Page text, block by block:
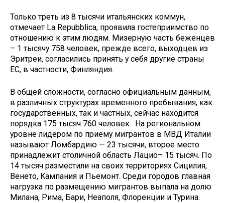
Только треть из 8 тысячи итальянских коммун,
отмечает La Repubblica, проявила гостеприимство по
отношению к этим людям. Мизерную часть беженцев
– 1 тысячу 758 человек, прежде всего, выходцев из
Эритреи, согласились принять у себя другие страны
ЕС, в частности, Финляндия.
В общей сложности, согласно официальным данным,
в различных структурах временного пребывания, как
государственных, так и частных, сейчас находится
порядка 175 тысяч 760 человек. На региональном
уровне лидером по приему мигрантов в МВД Италии
называют Ломбардию — 23 тысячи, второе место
принадлежит столичной область Лацио– 15 тысяч. По
14 тысяч разместили на своих территориях Сицилия,
Венето, Кампания и Пьемонт. Среди городов главная
нагрузка по размещению мигрантов выпала на долю
Милана, Рима, Бари, Неаполя, Флоренции и Турина.